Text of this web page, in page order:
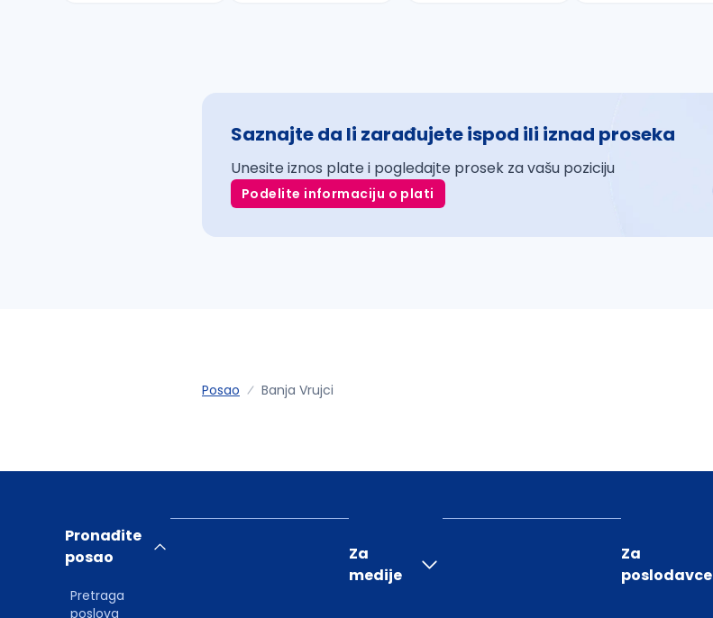
Saznajte da li zarađujete ispod ili iznad proseka
Unesite iznos plate i pogledajte prosek za vašu poziciju
Podelite informaciju o plati
Posao Banja Vrujci
Pronađite
posao
Pretraga
poslova
Za
medije
Za
poslodavce